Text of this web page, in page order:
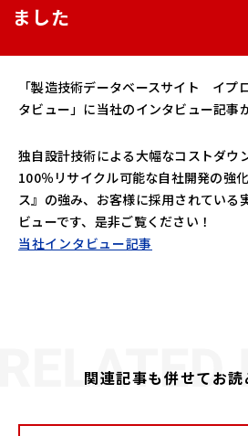
ました
「製造技術データベースサイト イプ
タビュー」に当社のインタビュー記事
独自設計技術による大幅なコストダウ
100％リサイクル可能な自社開発の強
ス』の強み、お客様に採用されている
ビューです、是非ご覧ください！
当社インタビュー記事
関連記事も併せてお